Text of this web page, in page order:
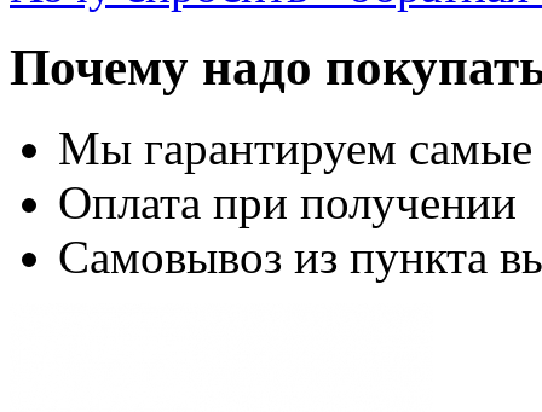
Почему надо
Мы гарантируем
Оплата при получении
Самовывоз из пункта